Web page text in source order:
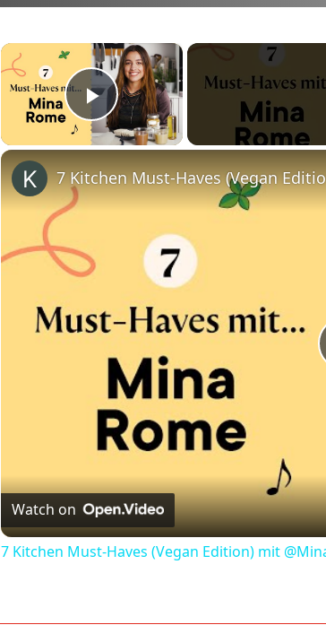
×
Play Video
7 Kitchen Must-Haves (Vegan
Watch on
7 Kitchen Must-Haves (Vegan Edition) mit